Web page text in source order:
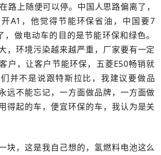
路上随便可以停。中国人思路偏离了，
A1，他觉得节能环保省油，中国要7
，做电动车的目的是节能环保和绿色。
，环境污染越来越严重，厂家要有一定
户，让客户节能环保，五菱E50畅销就
并不是说跟特斯拉比，我建议要做品
远不能忘记，一方面做品牌，一方面做
得起的车，便宜环保的车，我认为是关
块，这是我自己想的，氢燃料电池这么